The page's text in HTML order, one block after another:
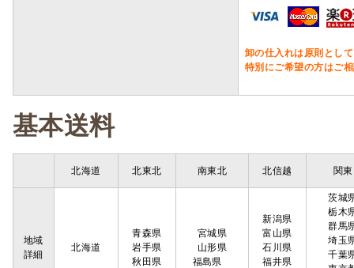
卸の仕入れは原則とし
特別にご希望の方はご
基本送料
北海道 北東北 南東北 北信越 関東
地域
詳細
北海道
青森県
岩手県
秋田県
宮城県
山形県
福島県
新潟県
富山県
石川県
福井県
茨城
栃木
群馬
埼玉
千葉